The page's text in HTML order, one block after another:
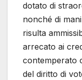
dotato di
nonché di
risulta
arrecato ai
contemperato
del diritto di